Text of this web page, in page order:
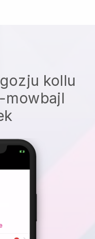
kollu